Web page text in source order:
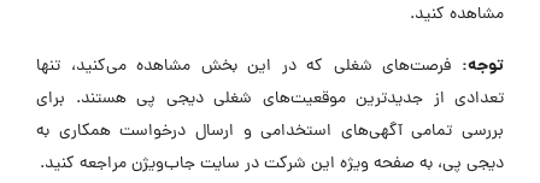
مشاهده کنید.
توجه: فرصت‌های شغلی که در این بخش مشاهده می‌کنید، تنها
تعدادی از جدیدترین موقعیت‌های شغلی دیجی پی هستند. برای
بررسی تمامی آگهی‌های استخدامی و ارسال درخواست همکاری به
دیجی پی، به صفحه ویژه این شرکت در سایت جاب‌ویژن مراجعه کنید.